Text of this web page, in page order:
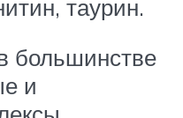
таурин.
большинстве
и